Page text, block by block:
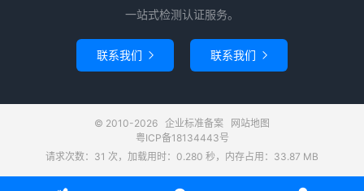
一站式检测认证服务。
联系我们  联系我们 
© 2010-2026 企业标准备案
网站地图
粤ICP备18134443号
请求次数：31 次，加载用时：0.280 秒，内存占用：33.87 MB